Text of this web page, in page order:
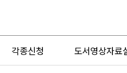
각종신청 도서영상자료